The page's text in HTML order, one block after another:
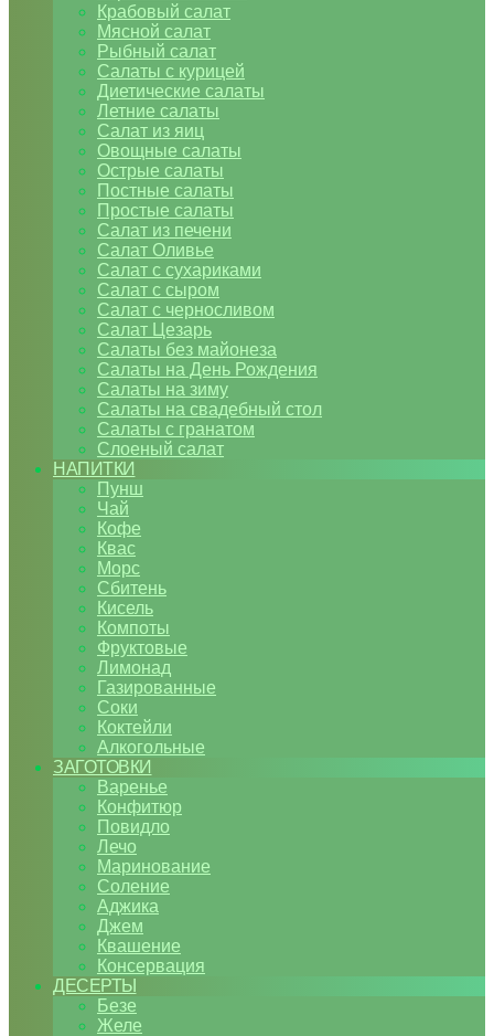
Крабовый салат
Мясной салат
Рыбный салат
Салаты с курицей
Диетические салаты
Летние салаты
Салат из яиц
Овощные салаты
Острые салаты
Постные салаты
Простые салаты
Салат из печени
Салат Оливье
Салат с сухариками
Салат с сыром
Салат с черносливом
Салат Цезарь
Салаты без майонеза
Салаты на День Рождения
Салаты на зиму
Салаты на свадебный стол
Салаты с гранатом
Слоеный салат
НАПИТКИ
Пунш
Чай
Кофе
Квас
Морс
Сбитень
Кисель
Компоты
Фруктовые
Лимонад
Газированные
Соки
Коктейли
Алкогольные
ЗАГОТОВКИ
Варенье
Конфитюр
Повидло
Лечо
Маринование
Соление
Аджика
Джем
Квашение
Консервация
ДЕСЕРТЫ
Безе
Желе